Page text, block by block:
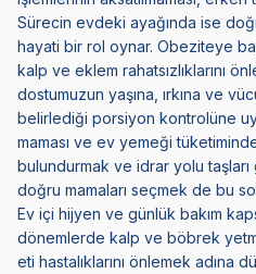
Sürecin evdeki ayağında ise
hayati bir rol oynar. Obeziteye
kalp ve eklem rahatsızlıklarını
dostumuzun yaşına, ırkına ve
belirlediği porsiyon kontrolüne
maması ve ev yemeği
bulundurmak ve idrar yolu
doğru mamaları seçmek de bu
Ev içi hijyen ve günlük bakım
dönemlerde kalp ve böbrek
eti hastalıklarını önlemek adına